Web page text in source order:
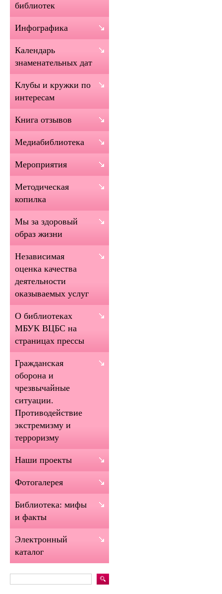
библиотек
Инфографика
Календарь
знаменательных дат
Клубы и кружки по
интересам
Книга отзывов
Медиабиблиотека
Мероприятия
Методическая
копилка
Мы за здоровый
образ жизни
Независимая
оценка качества
деятельности
оказываемых услуг
О библиотеках
МБУК ВЦБС на
страницах прессы
Гражданская
оборона и
чрезвычайные
ситуации.
Противодействие
экстремизму и
терроризму
Наши проекты
Фотогалерея
Библиотека: мифы
и факты
Электронный
каталог